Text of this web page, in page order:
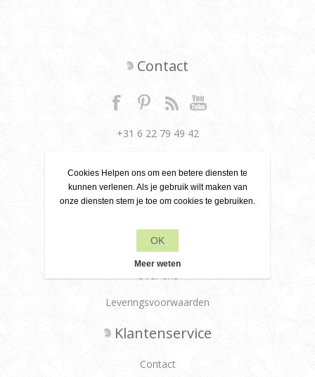
Contact
+31 6 22 79 49 42
Dronten, Nederland
Privacy beleid
Leveringsvoorwaarden
Klantenservice
Contact
Cookies Helpen ons om een betere diensten te
kunnen verlenen. Als je gebruik wilt maken van
onze diensten stem je toe om cookies te gebruiken.
OK
Meer weten